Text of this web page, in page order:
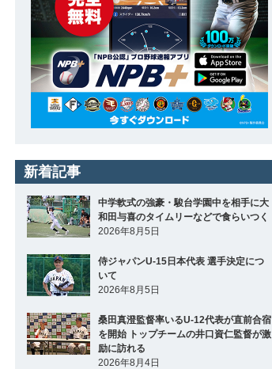
新着記事
中学軟式の強豪・駿台学園中を相手に大
和田与喜のタイムリーなどで食らいつく
2026年8月5日
侍ジャパンU-15日本代表 選手決定につ
いて
2026年8月5日
桑田真澄監督率いるU-12代表が直前合宿
を開始 トップチームの井口資仁監督が激
励に訪れる
2026年8月4日